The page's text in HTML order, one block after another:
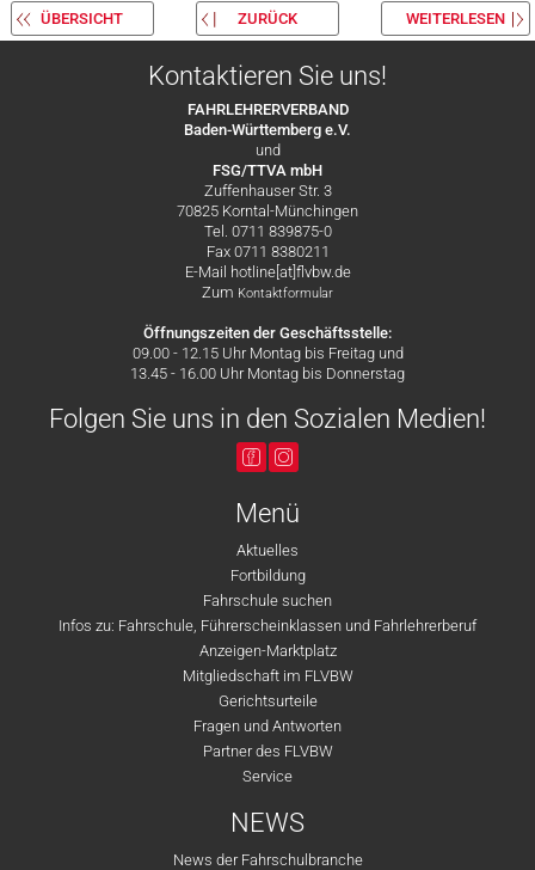
ÜBERSICHT ZURÜCK WEITERLESEN
Kontaktieren Sie uns!
FAHRLEHRERVERBAND
Baden-Württemberg e.V.
und
FSG/TTVA mbH
Zuffenhauser Str. 3
70825 Korntal-Münchingen
Tel. 0711 839875-0
Fax 0711 8380211
E-Mail hotline[at]flvbw.de
Zum Kontaktformular
Öffnungszeiten der Geschäftsstelle:
09.00 - 12.15 Uhr Montag bis Freitag und
13.45 - 16.00 Uhr Montag bis Donnerstag
Folgen Sie uns in den Sozialen Medien!
Menü
Aktuelles
Fortbildung
Fahrschule suchen
Infos zu: Fahrschule, Führerscheinklassen und Fahrlehrerberuf
Anzeigen-Marktplatz
Mitgliedschaft im FLVBW
Gerichtsurteile
Fragen und Antworten
Partner des FLVBW
Service
NEWS
News der Fahrschulbranche